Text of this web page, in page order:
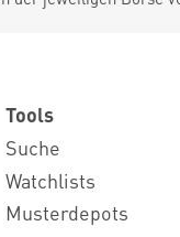
Tools
Suche
Watchlists
Musterdepots